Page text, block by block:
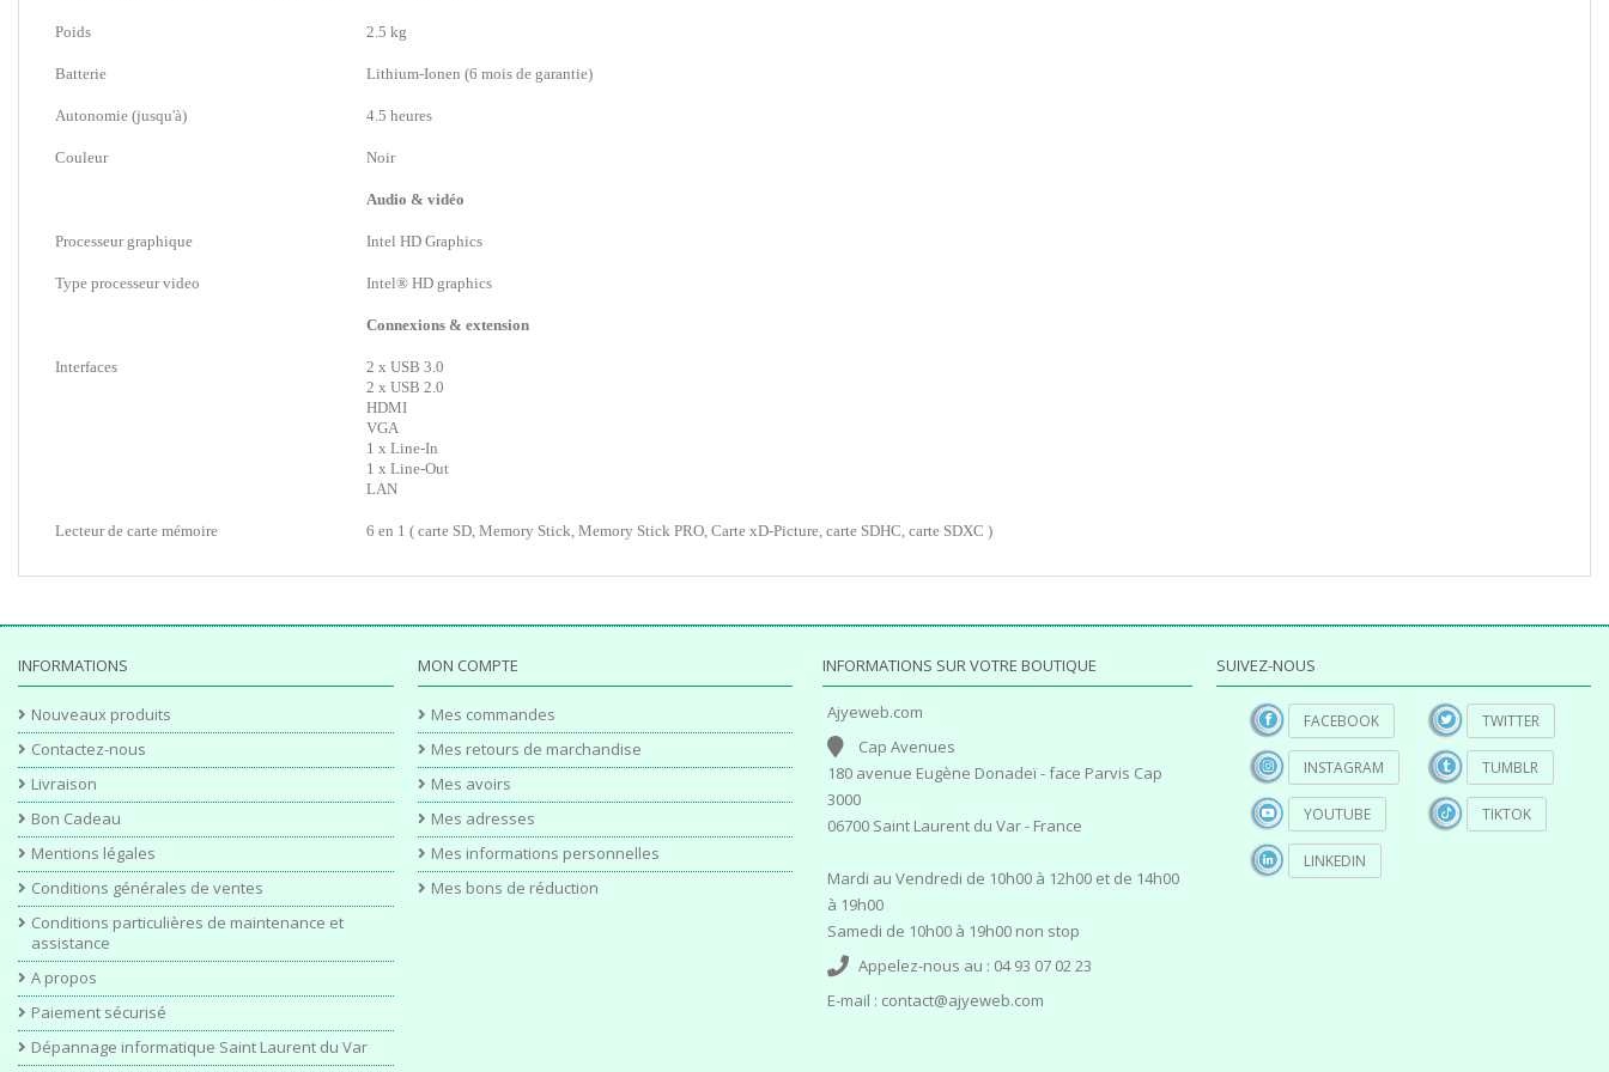
Poids 2.5 kg
Batterie Lithium-Ionen (6 mois de garantie)
Autonomie (jusqu'à) 4.5 heures
Couleur Noir
Audio & vidéo
Processeur graphique Intel HD Graphics
Type processeur video Intel® HD graphics
Connexions & extension
Interfaces
2 x USB 3.0
2 x USB 2.0
HDMI
VGA
1 x Line-In
1 x Line-Out
LAN
Lecteur de carte mémoire 6 en 1 ( carte SD, Memory Stick, Memory Stick PRO, Carte xD-Picture, carte SDHC, carte SDXC )
INFORMATIONS
Nouveaux produits
Contactez-nous
Livraison
Bon Cadeau
Mentions légales
Conditions générales de ventes
Conditions particulières de maintenance et
assistance
A propos
Paiement sécurisé
Dépannage informatique Saint Laurent du Var
MON COMPTE
Mes commandes
Mes retours de marchandise
Mes avoirs
Mes adresses
Mes informations personnelles
Mes bons de réduction
INFORMATIONS SUR VOTRE BOUTIQUE
Ajyeweb.com
Cap Avenues
180 avenue Eugène Donadeï - face Parvis Cap
3000
06700 Saint Laurent du Var - France
Mardi au Vendredi de 10h00 à 12h00 et de 14h00
à 19h00
Samedi de 10h00 à 19h00 non stop
Appelez-nous au : 04 93 07 02 23
E-mail : contact@ajyeweb.com
SUIVEZ-NOUS
FACEBOOK
INSTAGRAM
YOUTUBE
LINKEDIN
TWITTER
TUMBLR
TIKTOK